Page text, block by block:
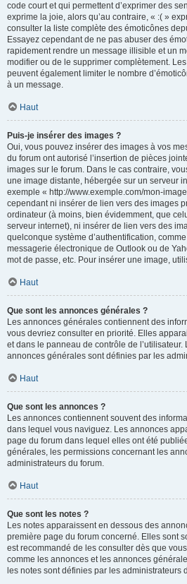
code court et qui permettent d’exprimer des
exprime la joie, alors qu’au contraire, « :( »
consulter la liste complète des émoticônes
Essayez cependant de ne pas abuser des
rapidement rendre un message illisible et un
modifier ou de le supprimer complètement.
peuvent également limiter le nombre
à un message.
Haut
Puis-je insérer des images ?
Oui, vous pouvez insérer des images à vos
du forum ont autorisé l’insertion de pièces
images sur le forum. Dans le cas contraire,
une image distante, hébergée sur un serveur
exemple « http://www.exemple.com/mon-
cependant ni insérer de lien vers des images
ordinateur (à moins, bien évidemment, que
serveur internet), ni insérer de lien vers des
quelconque système d’authentification,
messagerie électronique de Outlook ou de
mot de passe, etc. Pour insérer une image,
Haut
Que sont les annonces générales ?
Les annonces générales contiennent des
vous devriez consulter en priorité. Elles
et dans le panneau de contrôle de
annonces générales sont définies par les
Haut
Que sont les annonces ?
Les annonces contiennent souvent des
dans lequel vous naviguez. Les annonces
page du forum dans lequel elles ont été
générales, les permissions concernant les
administrateurs du forum.
Haut
Que sont les notes ?
Les notes apparaissent en dessous des
première page du forum concerné. Elles sont
est recommandé de les consulter dès que
comme les annonces et les annonces
les notes sont définies par les administrateurs